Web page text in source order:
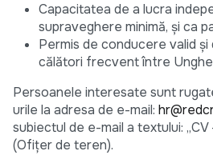
Capacitatea de a lucra
supraveghere minimă, și ca
Permis de conducere valid și
călători frecvent între
Persoanele interesate sunt
urile la adresa de e-mail:
subiectul de e-mail a textului:
(Ofițer de teren).